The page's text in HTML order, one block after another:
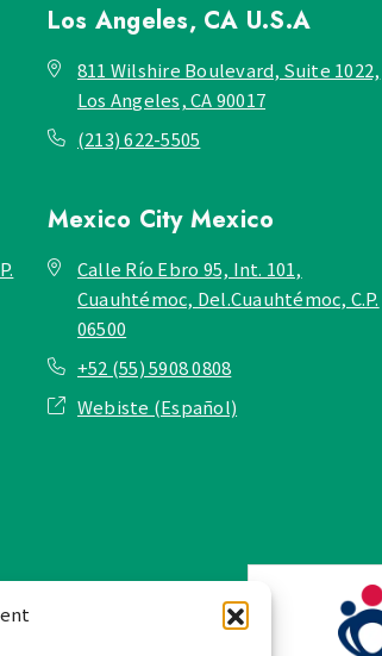
Los Angeles, CA U.S.A
811 Wilshire Boulevard, Suite 1022,
Los Angeles, CA 90017
(213) 622-5505
Mexico City Mexico
Calle Río Ebro 95, Int. 101,
Cuauhtémoc, Del.Cuauhtémoc, C.P.
06500
+52 (55) 5908 0808
Webiste (Español)